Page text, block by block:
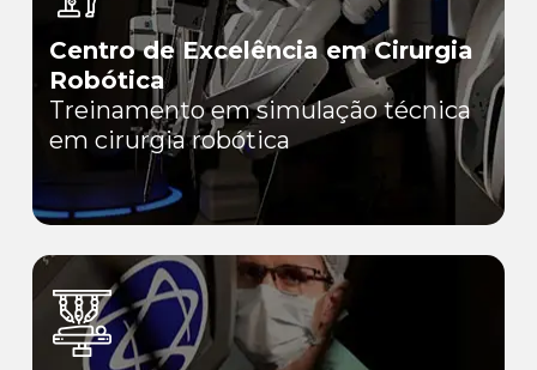
Centro de Excelência em Cirurgia
Robótica
Treinamento em simulação técnica
em cirurgia robótica